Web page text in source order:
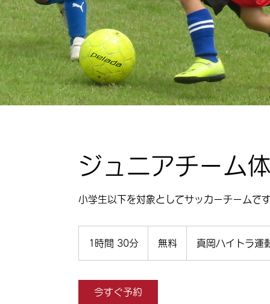
ジュニアチーム
小学生以下を対象としてサッカーチームで
1時間 30分
0
無料 真岡ハイトラ運
今すぐ予約